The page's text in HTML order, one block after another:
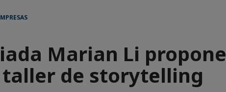
Marian Li propone
taller de storytelling